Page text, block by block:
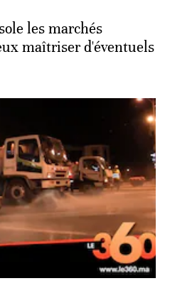
les marchés
maîtriser d'éventuels